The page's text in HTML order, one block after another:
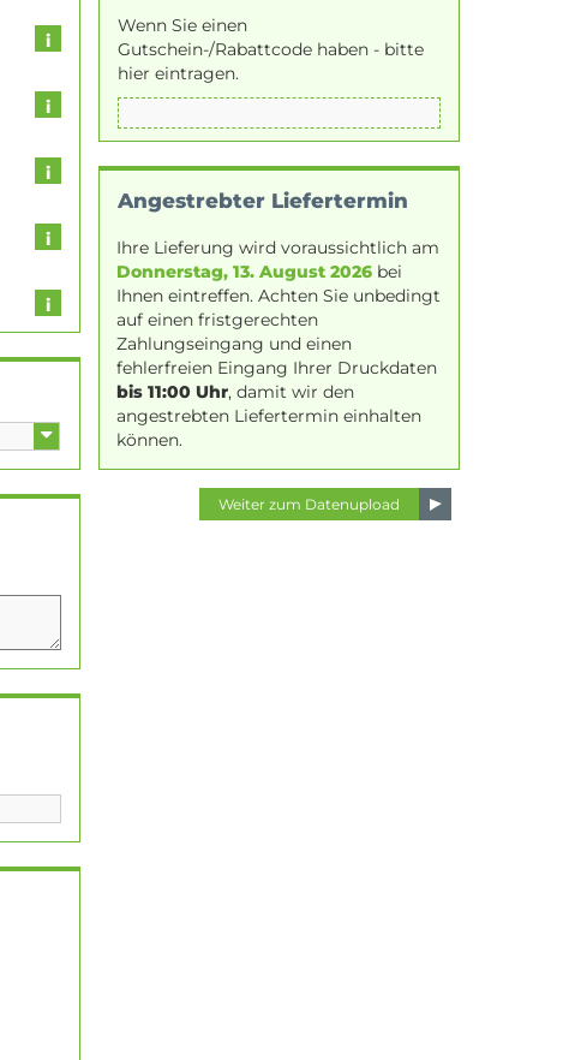
Wenn Sie einen
Gutschein-/Rabattcode haben - bitte
hier eintragen.
Angestrebter Liefertermin
Ihre Lieferung wird voraussichtlich am
Donnerstag, 13. August 2026 bei
Ihnen eintreffen. Achten Sie unbedingt
auf einen fristgerechten
Zahlungseingang und einen
fehlerfreien Eingang Ihrer Druckdaten
bis 11:00 Uhr, damit wir den
angestrebten Liefertermin einhalten
können.